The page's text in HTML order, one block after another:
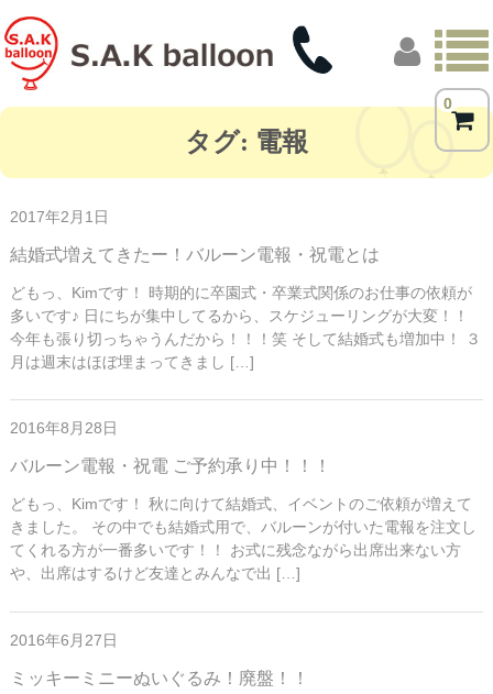
0
お客様の声
店舗概要
タグ: 電報
2017年2月1日
結婚式増えてきたー！バルーン電報・祝電とは
どもっ、Kimです！ 時期的に卒園式・卒業式関係のお仕事の依頼が
多いです♪ 日にちが集中してるから、スケジューリングが大変！！
今年も張り切っちゃうんだから！！！笑 そして結婚式も増加中！ ３
月は週末はほぼ埋まってきまし […]
2016年8月28日
バルーン電報・祝電 ご予約承り中！！！
どもっ、Kimです！ 秋に向けて結婚式、イベントのご依頼が増えて
きました。 その中でも結婚式用で、バルーンが付いた電報を注文し
てくれる方が一番多いです！！ お式に残念ながら出席出来ない方
や、出席はするけど友達とみんなで出 […]
2016年6月27日
ミッキーミニーぬいぐるみ！廃盤！！